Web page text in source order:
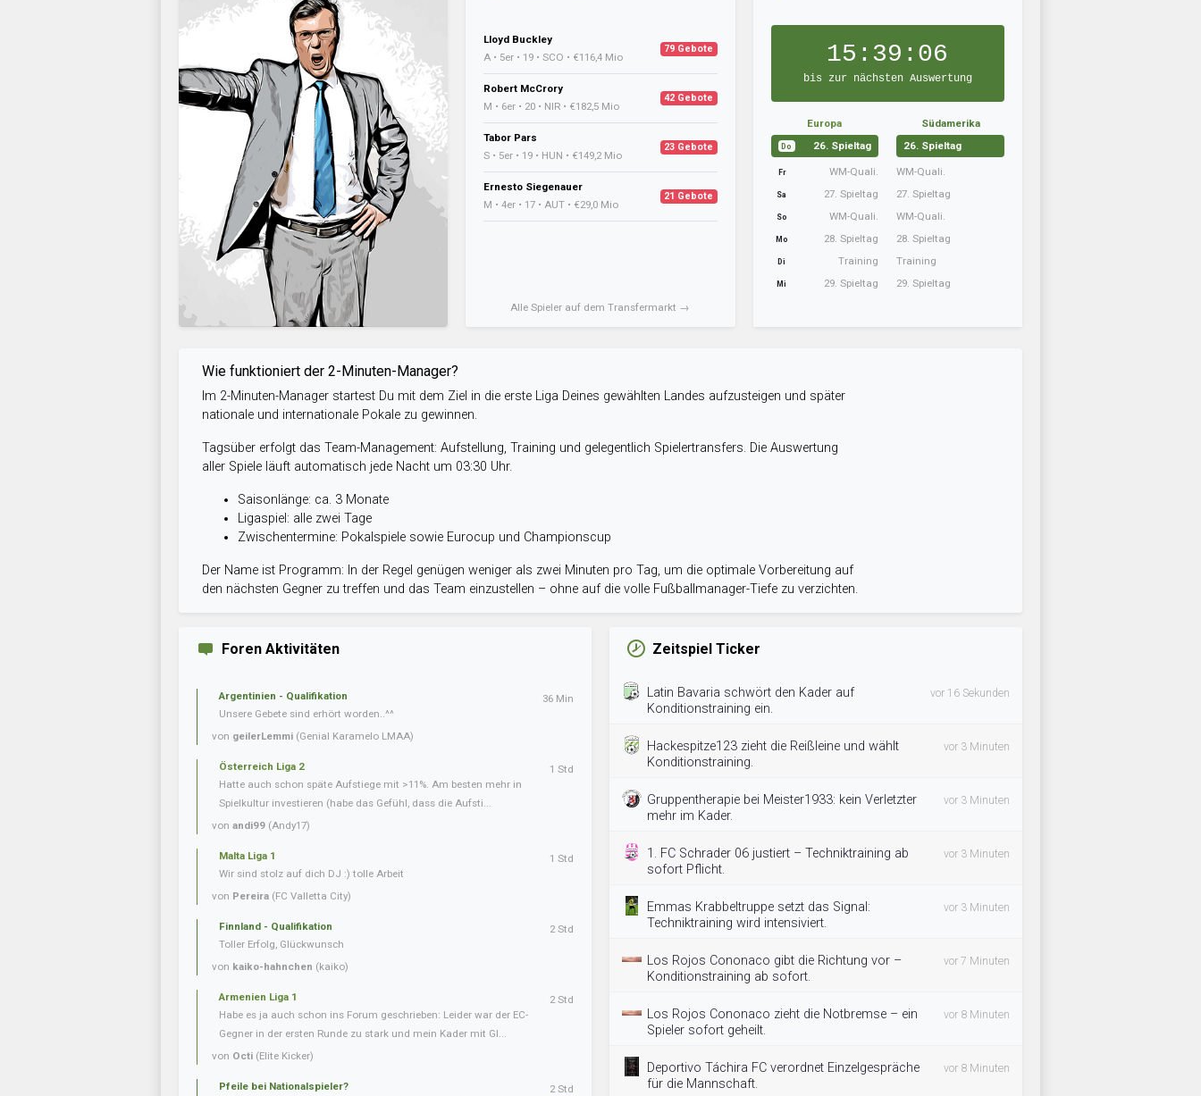
Lloyd Buckley
A • 5er • 19 • SCO • €116,4 Mio
79 Gebote
Robert McCrory
M • 6er • 20 • NIR • €182,5 Mio
42 Gebote
Tabor Pars
S • 5er • 19 • HUN • €149,2 Mio
23 Gebote
Ernesto Siegenauer
M • 4er • 17 • AUT • €29,0 Mio
21 Gebote
Alle Spieler auf dem Transfermarkt →
15:39:05
bis zur nächsten Auswertung
Europa
Do 26. Spieltag
Fr WM-Quali.
Sa 27. Spieltag
So WM-Quali.
Mo 28. Spieltag
Di Training
Mi 29. Spieltag
Südamerika
26. Spieltag
WM-Quali.
27. Spieltag
WM-Quali.
28. Spieltag
Training
29. Spieltag
Wie funktioniert der 2-Minuten-Manager?
Im 2-Minuten-Manager startest Du mit dem Ziel in die erste Liga Deines gewählten Landes aufzusteigen und später
nationale und internationale Pokale zu gewinnen.
Tagsüber erfolgt das Team-Management: Aufstellung, Training und gelegentlich Spielertransfers. Die Auswertung
aller Spiele läuft automatisch jede Nacht um 03:30 Uhr.
Saisonlänge: ca. 3 Monate
Ligaspiel: alle zwei Tage
Zwischentermine: Pokalspiele sowie Eurocup und Championscup
Der Name ist Programm: In der Regel genügen weniger als zwei Minuten pro Tag, um die optimale Vorbereitung auf
den nächsten Gegner zu treffen und das Team einzustellen – ohne auf die volle Fußballmanager-Tiefe zu verzichten.
Foren Aktivitäten
Argentinien - Qualifikation
Unsere Gebete sind erhört worden..^^
von geilerLemmi (Genial Karamelo LMAA)
36 Min
Österreich Liga 2
Hatte auch schon späte Aufstiege mit >11%. Am besten mehr in
Spielkultur investieren (habe das Gefühl, dass die Aufsti...
von andi99 (Andy17)
1 Std
Malta Liga 1
Wir sind stolz auf dich DJ :) tolle Arbeit
von Pereira (FC Valletta City)
1 Std
Finnland - Qualifikation
Toller Erfolg, Glückwunsch
von kaiko-hahnchen (kaiko)
2 Std
Armenien Liga 1
Habe es ja auch schon ins Forum geschrieben: Leider war der EC-
Gegner in der ersten Runde zu stark und mein Kader mit Gl...
von Octi (Elite Kicker)
2 Std
Pfeile bei Nationalspieler?
2 Std
Zeitspiel Ticker
Latin Bavaria schwört den Kader auf
Konditionstraining ein.
vor 16 Sekunden
Hackespitze123 zieht die Reißleine und wählt
Konditionstraining.
vor 3 Minuten
Gruppentherapie bei Meister1933: kein Verletzter
mehr im Kader.
vor 3 Minuten
1. FC Schrader 06 justiert – Techniktraining ab
sofort Pflicht.
vor 3 Minuten
Emmas Krabbeltruppe setzt das Signal:
Techniktraining wird intensiviert.
vor 3 Minuten
Los Rojos Cononaco gibt die Richtung vor –
Konditionstraining ab sofort.
vor 7 Minuten
Los Rojos Cononaco zieht die Notbremse – ein
Spieler sofort geheilt.
vor 8 Minuten
Deportivo Táchira FC verordnet Einzelgespräche
für die Mannschaft.
vor 8 Minuten